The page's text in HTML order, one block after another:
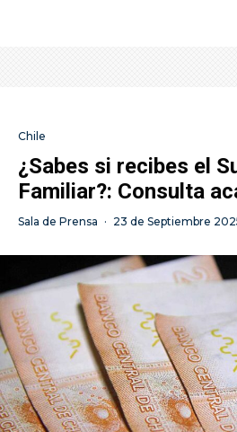
Chile
¿Sabes si recibes el
Familiar?: Consulta
Sala de Prensa · 23 de Septiembre